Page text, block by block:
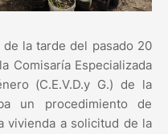
la tarde del pasado 20
Comisaría Especializada
(C.E.V.D.y G.) de la
un procedimiento de
vivienda a solicitud de la